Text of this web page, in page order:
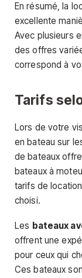
En résumé, la
excellente
Avec plusieurs
des offres
correspond à
Tarifs
Lors de votre
en bateau sur
de bateaux
bateaux à
tarifs de
choisi.
Les bateaux
offrent une
pour ceux qui
Ces bateaux